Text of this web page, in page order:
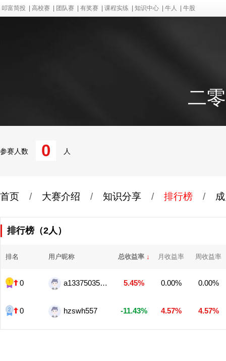
叩富简投 高校赛 团队赛 有奖赛 课程实练 知识中心 牛人 牛股
二
参赛人数 0 人
首页 / 大赛介绍 / 知识分享 / 排行榜 /
排行榜（2人）
排名 用户昵称 总收益率 ↓ 月收益率 周收益率
0 a13375035518 5.45% 0.00% 0.00%
0 hzswh557 -11.43% 4.57% 4.57%